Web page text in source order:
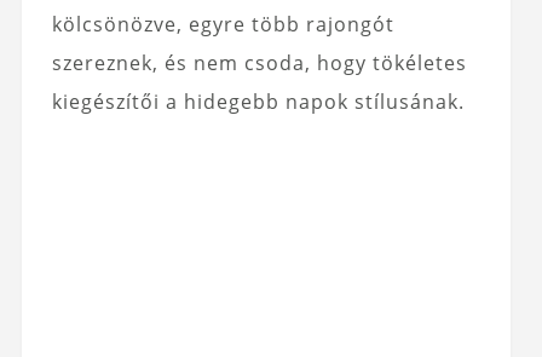
kölcsönözve, egyre több rajongót
szereznek, és nem csoda, hogy tökéletes
kiegészítői a hidegebb napok stílusának.